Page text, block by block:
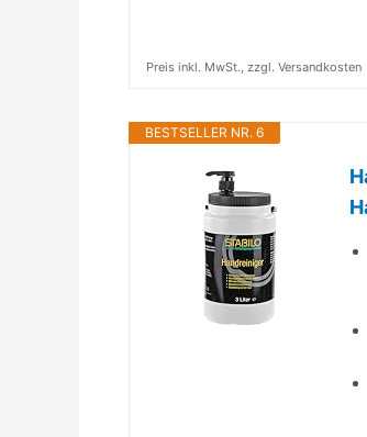
Preis inkl. MwSt., zzgl. Versandkosten
BESTSELLER NR. 6